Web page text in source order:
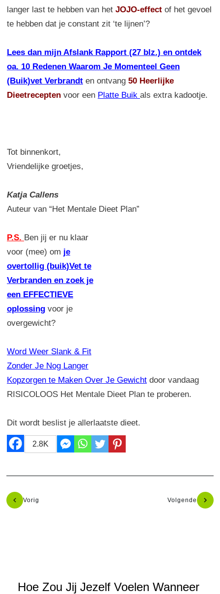
langer last te hebben van het JOJO-effect of het gevoel
te hebben dat je constant zit ‘te lijnen’?
Lees dan mijn Afslank Rapport (27 blz.) en ontdek
oa. 10 Redenen Waarom Je Momenteel Geen
(Buik)vet Verbrandt en ontvang 50 Heerlijke
Dieetrecepten voor een Platte Buik als extra kadootje.
Tot binnenkort,
Vriendelijke groetjes,
Katja Callens
Auteur van “Het Mentale Dieet Plan”
P.S. Ben jij er nu klaar
voor (mee) om je
overtollig (buik)Vet te
Verbranden en zoek je
een EFFECTIEVE
oplossing voor je
overgewicht?
Word Weer Slank & Fit
Zonder Je Nog Langer
Kopzorgen te Maken Over Je Gewicht door vandaag
RISICOLOOS Het Mentale Dieet Plan te proberen.
Dit wordt beslist je allerlaatste dieet.
2.8K
Vorig Volgende
Hoe Zou Jij Jezelf Voelen Wanneer